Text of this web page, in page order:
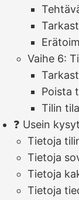
Vaihe 6:
Poista
Tilin tila
❓ Usein
Tietoja
Tietoja
Tietoja
Tietoja